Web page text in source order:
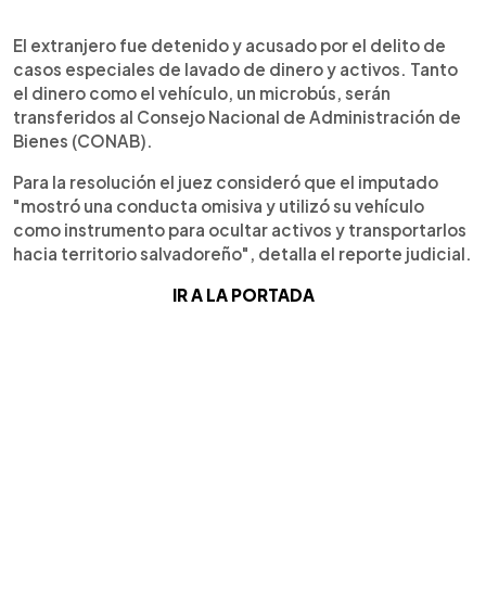
El extranjero fue detenido y acusado por el delito de
casos especiales de lavado de dinero y activos. Tanto
el dinero como el vehículo, un microbús, serán
transferidos al Consejo Nacional de Administración de
Bienes (CONAB).
Para la resolución el juez consideró que el imputado
"mostró una conducta omisiva y utilizó su vehículo
como instrumento para ocultar activos y transportarlos
hacia territorio salvadoreño", detalla el reporte judicial.
IR A LA PORTADA